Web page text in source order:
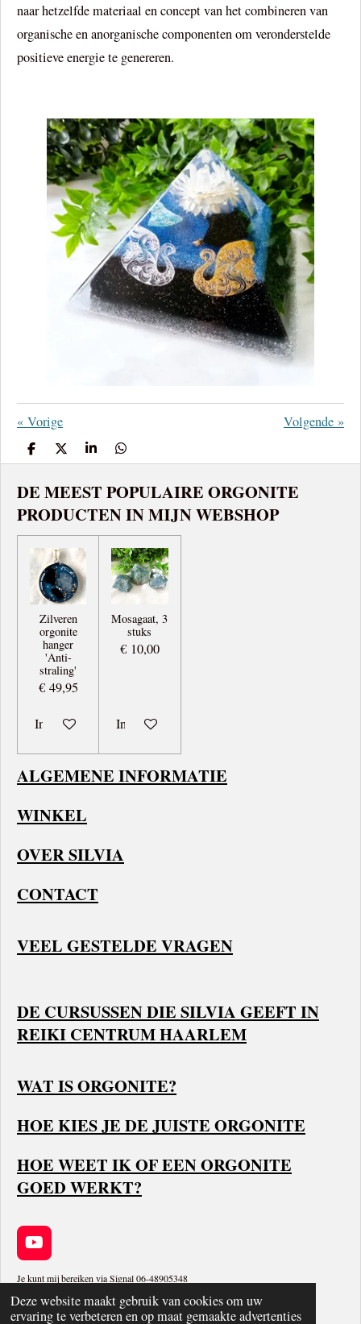
Deze website maakt gebruik van cookies om uw
ervaring te verbeteren en op maat gemaakte advertenties
naar hetzelfde materiaal en concept van het combineren van
organische en anorganische componenten om veronderstelde
positieve energie te genereren.
« Vorige Volgende »
D
e
e
n
D
e
l
S
h
r
e
D
e
e
n
DE MEEST POPULAIRE ORGONITE
PRODUCTEN IN MIJN WEBSHOP
Zilveren
orgonite
hanger
'Anti-
straling'
€ 49,95
In winkelwagen
Mosagaat, 3
stuks
€ 10,00
In winkelwagen
ALGEMENE INFORMATIE
WINKEL
OVER SILVIA
CONTACT
VEEL GESTELDE VRAGEN
DE CURSUSSEN DIE SILVIA GEEFT IN
REIKI CENTRUM HAARLEM
WAT IS ORGONITE?
HOE KIES JE DE JUISTE ORGONITE
HOE WEET IK OF EEN ORGONITE
GOED WERKT?
Y
o
u
T
u
Je kunt mij bereiken via Signal 06-48905348
Sitemap
© 2014-2024 Orgonite Healing Webshop